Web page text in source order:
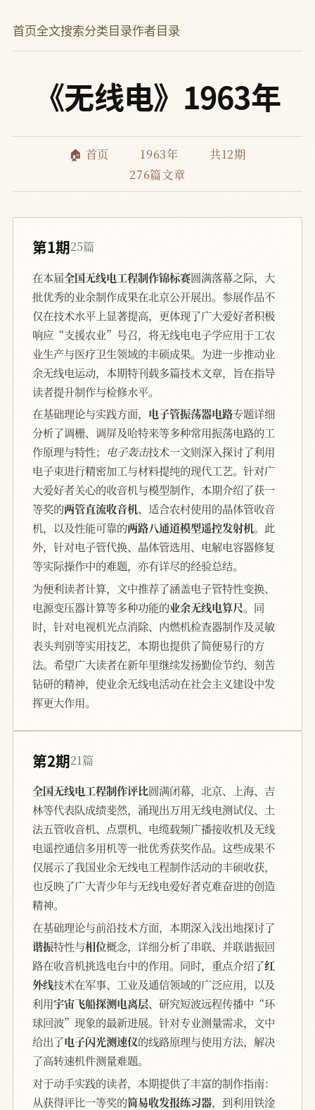
首页全文搜索分类目录作者目录
《无线电》1963年
🏠 首页 1963年
共12期
276篇文章
第1期25篇
在本届全国无线电工程制作锦标赛圆满落幕之际，大
批优秀的业余制作成果在北京公开展出。参展作品不
仅在技术水平上显著提高，更体现了广大爱好者积极
响应“支援农业”号召，将无线电电子学应用于工农
业生产与医疗卫生领域的丰硕成果。为进一步推动业
余无线电运动，本期特刊载多篇技术文章，旨在指导
读者提升制作与检修水平。
在基础理论与实践方面， 电子管振荡器电路专题详细
分析了调栅、调屏及哈特来等多种常用振荡电路的工
作原理与特性； 电子轰击技术一文则深入探讨了利用
电子束进行精密加工与材料提纯的现代工艺。针对广
大爱好者关心的收音机与模型制作，本期介绍了获一
等奖的两管直流收音机、适合农村使用的晶体管收音
机，以及性能可靠的两路八通道模型遥控发射机。此
外，针对电子管代换、晶体管选用、电解电容器修复
等实际操作中的难题，亦有详尽的经验总结。
为便利读者计算，文中推荐了涵盖电子管特性变换、
电源变压器计算等多种功能的业余无线电算尺。同
时，针对电视机光点消除、内燃机检查器制作及灵敏
表头判别等实用技艺，本期也提供了简便易行的方
法。希望广大读者在新年里继续发扬勤俭节约、刻苦
钻研的精神，使业余无线电活动在社会主义建设中发
挥更大作用。
第2期21篇
全国无线电工程制作评比圆满闭幕，北京、上海、吉
林等代表队成绩斐然，涌现出万用无线电测试仪、土
法五管收音机、点票机、电缆载频广播接收机及无线
电遥控通信多用机等一批优秀获奖作品。这些成果不
仅展示了我国业余无线电工程制作活动的丰硕收获，
也反映了广大青少年与无线电爱好者克难奋进的创造
精神。
在基础理论与前沿技术方面，本期深入浅出地探讨了
谐振特性与相位概念，详细分析了串联、并联谐振回
路在收音机挑选电台中的作用。同时，重点介绍了红
外线技术在军事、工业及通信领域的广泛应用，以及
利用宇宙飞船探测电离层、研究短波远程传播中“环
球回波”现象的最新进展。针对专业测量需求，文中
给出了电子闪光测速仪的线路原理与使用方法，解决
了高转速机件测量难题。
对于动手实践的读者，本期提供了丰富的制作指南：
从获得评比一等奖的简易收发报练习器，到利用铁淦